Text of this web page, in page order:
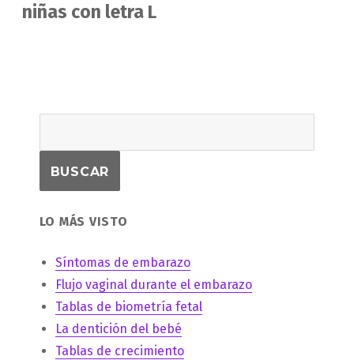
siguiente:
niñas con letra L
LO MÁS VISTO
Síntomas de embarazo
Flujo vaginal durante el embarazo
Tablas de biometría fetal
La dentición del bebé
Tablas de crecimiento